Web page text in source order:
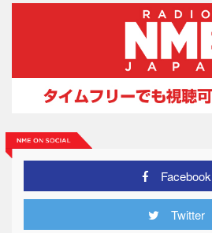
Facebook
Twitter